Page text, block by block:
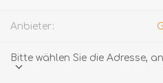
Anbieter:
Bitte wählen Sie die Adresse,